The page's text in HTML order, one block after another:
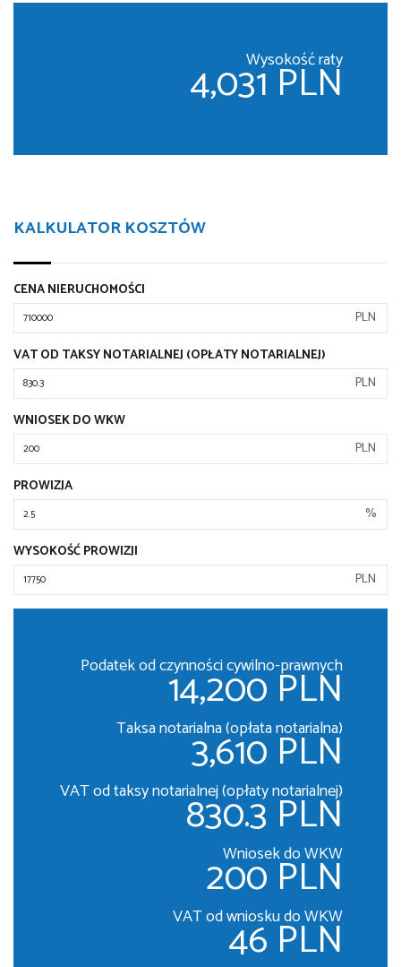
Wysokość raty
4,031 PLN
KALKULATOR KOSZTÓW
CENA NIERUCHOMOŚCI
PLN
VAT OD TAKSY NOTARIALNEJ (OPŁATY NOTARIALNEJ)
PLN
WNIOSEK DO WKW
PLN
PROWIZJA
%
WYSOKOŚĆ PROWIZJI
PLN
Podatek od czynności cywilno-prawnych
14,200 PLN
Taksa notarialna (opłata notarialna)
3,610 PLN
VAT od taksy notarialnej (opłaty notarialnej)
830.3 PLN
Wniosek do WKW
200 PLN
VAT od wniosku do WKW
46 PLN